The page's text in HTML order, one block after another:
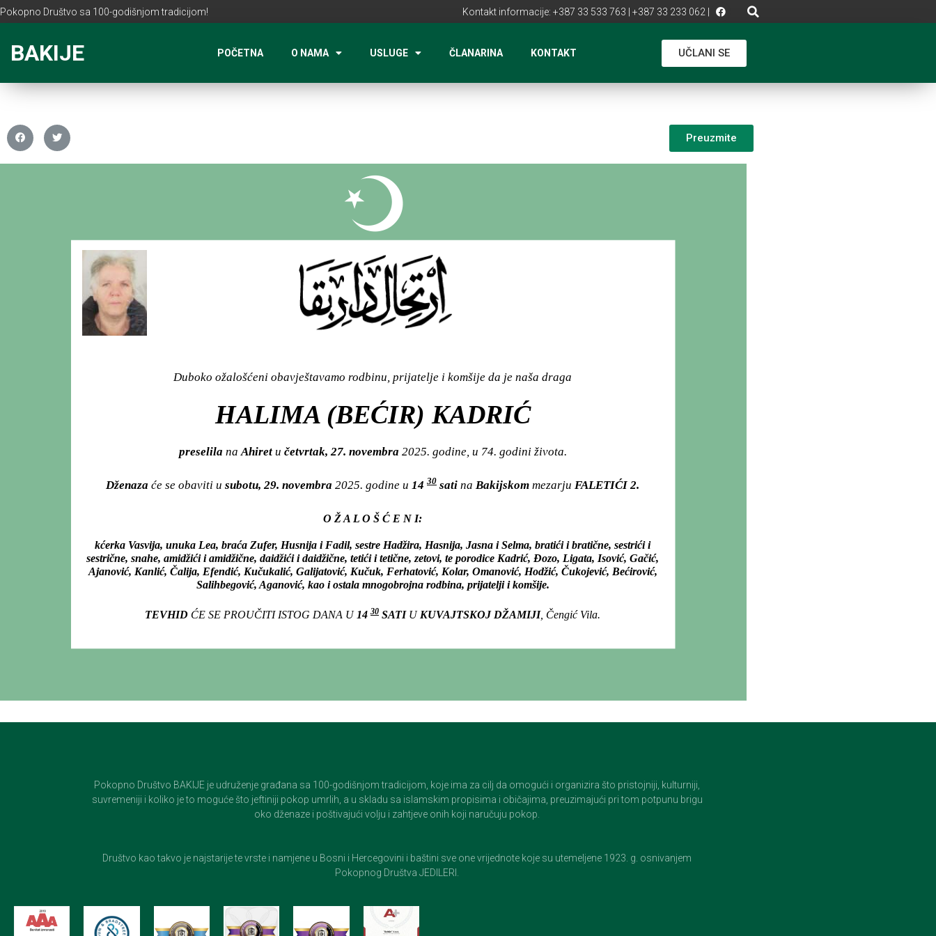
Pokopno Društvo sa 100-godišnjom tradicijom! Kontakt informacije: +387 33 533 763 | +387 33 233 062 |
BAKIJE POČETNA O NAMA USLUGE ČLANARINA KONTAKT UČLANI SE
Preuzmite
Duboko ožalošćeni obavještavamo rodbinu, prijatelje i komšije da je naša draga
HALIMA (BEĆIR) KADRIĆ
preselila naAhiretu četvrtak, 27. novembra 2025. godine, u 74. godini života.
Dženaza će se obaviti u subotu, 29. novembra 2025. godine u 14 30 sati na Bakijskom mezarju FALETIĆI 2.
O Ž A L O Š Ć E N I:
kćerka Vasvija, unuka Lea, braća Zufer, Husnija i Fadil, sestre Hadžira, Hasnija, Jasna i Selma, bratići i bratične, sestrići i
sestrične, snahe, amidžići i amidžične, daidžići i daidžične, tetići i tetične, zetovi, te porodice Kadrić, Đozo, Ligata, Isović, Gačić,
Ajanović, Kanlić, Čalija, Efendić, Kučukalić, Galijatović, Kučuk, Ferhatović, Kolar, Omanović, Hodžić, Čukojević, Bećirović,
Salihbegović, Aganović, kao i ostala mnogobrojna rodbina, prijatelji i komšije.
TEVHID ĆE SE PROUČITI ISTOG DANA U 14 30 SATIU KUVAJTSKOJ DŽAMIJI, Čengić Vila.
Pokopno Društvo BAKIJE je udruženje građana sa 100-godišnjom tradicijom, koje ima za cilj da omogući i organizira što pristojniji, kulturniji,
suvremeniji i koliko je to moguće što jeftiniji pokop umrlih, a u skladu sa islamskim propisima i običajima, preuzimajući pri tom potpunu brigu
oko dženaze i poštivajući volju i zahtjeve onih koji naručuju pokop.
Društvo kao takvo je najstarije te vrste i namjene u Bosni i Hercegovini i baštini sve one vrijednote koje su utemeljene 1923. g. osnivanjem
Pokopnog Društva JEDILERI.